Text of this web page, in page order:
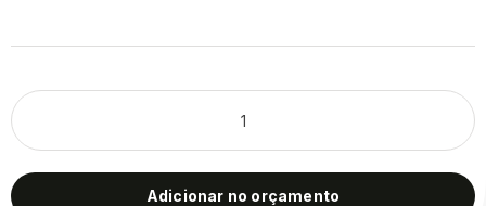
Adicionar no orçamento